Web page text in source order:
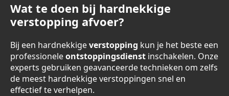
Wat te doen bij hardnekkige
verstopping afvoer?
Bij een hardnekkigeverstopping kun je het beste een
professioneleontstoppingsdienst inschakelen. Onze
experts gebruiken geavanceerde technieken om zelfs
de meest hardnekkige verstoppingen snel en
effectief te verhelpen.